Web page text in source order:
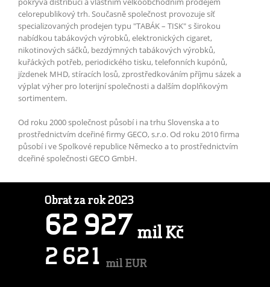
celorepublikový trh. Současně společnost provozuje síť
specializovaných prodejen typu "TABÁK – TISK" s širokou
nabídkou tabákových výrobků, elektronických cigaret,
nikotinových sáčků, bezdýmných tabákových výrobků,
kuřáckých potřeb, periodického tisku, telefonních kupónů,
jízdenek MHD, stíracích losů, zprostředkováním příjmu sázek a
výplat výher pro loterijní společnosti a dalším doplňkovým
sortimentem.
Od roku 2000 společnost působí i na trhu Slovenska a to
prostřednictvím dceřiné firmy GECO, s.r.o. Od roku 2010 firma
působí i ve Spolkové republice Německo a to prostřednictvím
dceřiné společnosti GECO GmbH.
Obrat za rok 2023
62 927 mil Kč
2 621 mil EUR